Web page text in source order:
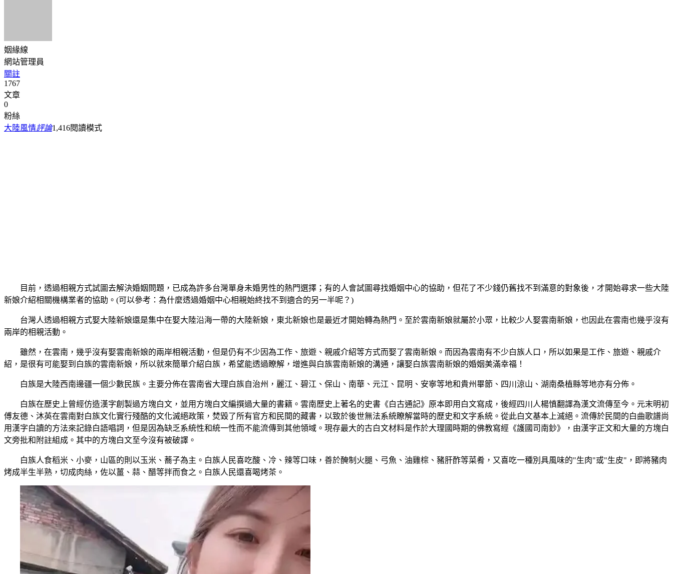
姻緣線
網站管理員
關註
1767
文章
0
粉絲
大陸風情評論1,416閱讀模式
目前，透過相親方式試圖去解決婚姻問題，已成為許多台灣單身未婚男性的熱門選擇；有的人會試圖尋找婚姻中心的協助，但花了不少錢仍舊找不到滿意的對象後，才開始尋求一些大陸
新娘介紹相關機構業者的協助。(可以參考：為什麼透過婚姻中心相親始終找不到適合的另一半呢？)
台灣人透過相親方式娶大陸新娘還是集中在娶大陸沿海一帶的大陸新娘，東北新娘也是最近才開始轉為熱門。至於雲南新娘就屬於小眾，比較少人娶雲南新娘，也因此在雲南也幾乎沒有
兩岸的相親活動。
雖然，在雲南，幾乎沒有娶雲南新娘的兩岸相親活動，但是仍有不少因為工作、旅遊、親戚介紹等方式而娶了雲南新娘。而因為雲南有不少白族人口，所以如果是工作、旅遊、親戚介
紹，是很有可能娶到白族的雲南新娘，所以就來簡單介紹白族，希望能透過瞭解，增進與白族雲南新娘的溝通，讓娶白族雲南新娘的婚姻美滿幸福！
白族是大陸西南邊疆一個少數民族。主要分佈在雲南省大理白族自治州，麗江、碧江、保山、南華、元江、昆明、安寧等地和貴州畢節、四川涼山、湖南桑植縣等地亦有分佈。
白族在歷史上曾經仿造漢字創製過方塊白文，並用方塊白文編撰過大量的書籍。雲南歷史上著名的史書《白古通記》原本即用白文寫成，後經四川人楊慎翻譯為漢文流傳至今。元末明初
傅友德、沐英在雲南對白族文化實行殘酷的文化滅絕政策，焚毀了所有官方和民間的藏書，以致於後世無法系統瞭解當時的歷史和文字系統。從此白文基本上滅絕。流傳於民間的白曲歌譜尚
用漢字白讀的方法來記錄白語唱詞，但是因為缺乏系統性和統一性而不能流傳到其他領域。現存最大的古白文材料是作於大理國時期的佛教寫經《護國司南鈔》，由漢字正文和大量的方塊白
文旁批和附註組成。其中的方塊白文至今沒有被破譯。
白族人食稻米、小麥，山區的則以玉米、蕎子為主。白族人民喜吃酸、冷、辣等口味，善於醃制火腿、弓魚、油雞棕、豬肝酢等菜肴，又喜吃一種別具風味的"生肉"或"生皮"，即將豬肉
烤成半生半熟，切成肉絲，佐以薑、蒜、醋等拌而食之。白族人民還喜喝烤茶。